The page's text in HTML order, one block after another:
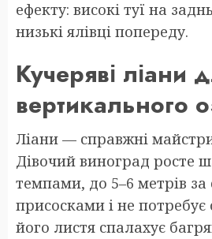
ефекту: високі туї на
низькі ялівці попереду.
Кучеряві ліани
вертикального
Ліани — справжні
Дівочий виноград росте
темпами, до 5–6 метрів за
присосками і не
його листя спалахує